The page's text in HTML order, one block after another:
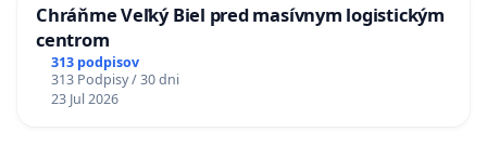
Chráňme Veľký Biel pred masívnym logistickým
centrom
313 podpisov
313 Podpisy / 30 dni
23 Jul 2026